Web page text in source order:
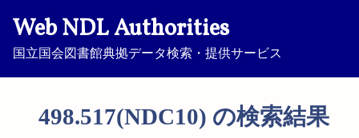
Web NDL Authorities
国立国会図書館典拠データ検索・提供サービス
498.517(NDC10) の検索結果